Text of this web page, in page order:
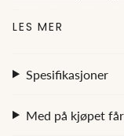
følelser og stil med
Carat: 0.75ct
LES MER
Spesifikasjoner
Med på kjøpet